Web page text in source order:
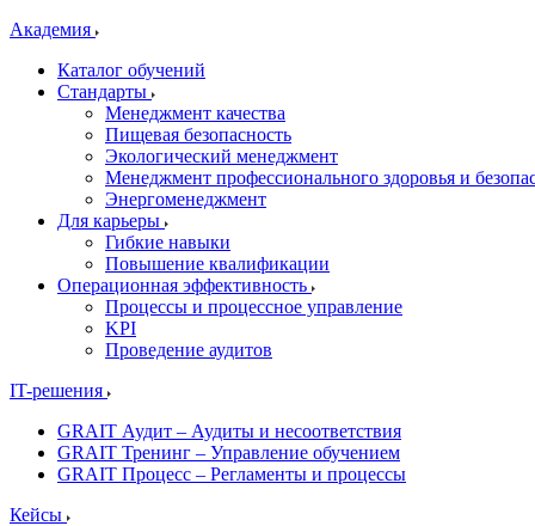
Академия
Каталог обучений
Стандарты
Менеджмент качества
Пищевая безопасность
Экологический менеджмент
Менеджмент профессионального здоровья и
Энергоменеджмент
Для карьеры
Гибкие навыки
Повышение квалификации
Операционная эффективность
Процессы и процессное управление
KPI
Проведение аудитов
IT-решения
GRAIT Аудит – Аудиты и несоответствия
GRAIT Тренинг – Управление обучением
GRAIT Процесс – Регламенты и процессы
Кейсы